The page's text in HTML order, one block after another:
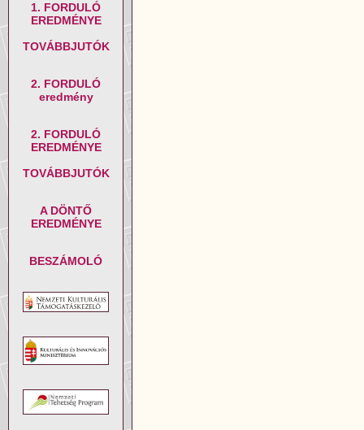
1. FORDULÓ
EREDMÉNYE
TOVÁBBJUTÓK
2. FORDULÓ
eredmény
2. FORDULÓ
EREDMÉNYE
TOVÁBBJUTÓK
A DÖNTŐ
EREDMÉNYE
BESZÁMOLÓ